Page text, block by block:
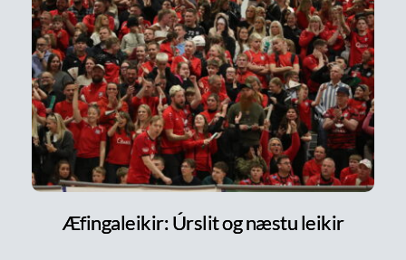
Æfingaleikir: Úrslit og næstu leikir